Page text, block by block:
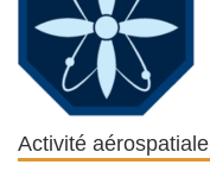
Activité aérospatiale